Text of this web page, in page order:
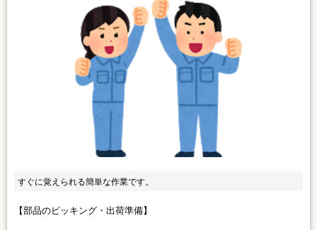
すぐに覚えられる簡単な作業です。
【部品のピッキング・出荷準備】